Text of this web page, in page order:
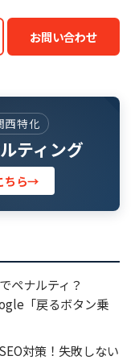
お問い合わせ
西特化
ティング
ちら→
ペナルティ？
「戻るボタン乗
対策！失敗しない